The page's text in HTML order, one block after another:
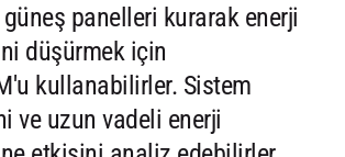
güneş panelleri kurarak enerji
düşürmek için
kullanabilirler. Sistem
ve uzun vadeli enerji